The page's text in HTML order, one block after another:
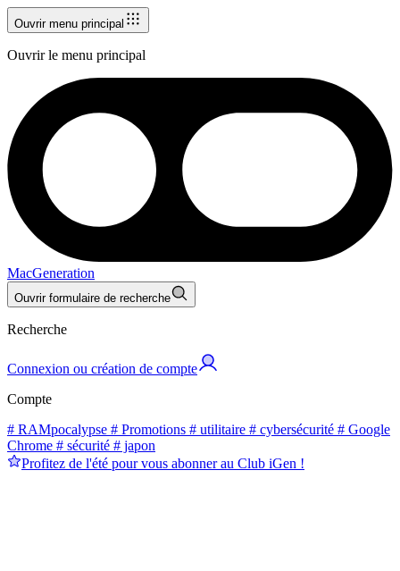
Ouvrir menu principal
Ouvrir le menu principal
MacGeneration
Ouvrir formulaire de recherche
Recherche
Connexion ou création de compte
Compte
# RAMpocalypse # Promotions # utilitaire # cybersécurité # Google
Chrome # sécurité # japon
Profitez de l'été pour vous abonner au Club iGen !